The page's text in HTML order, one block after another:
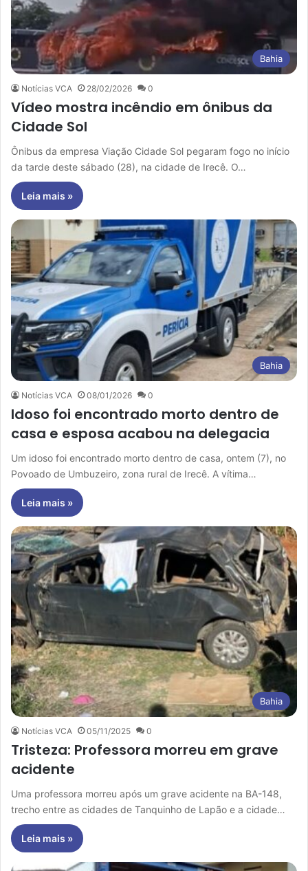
Bahia
Notícias VCA 28/02/2026 0
Vídeo mostra incêndio em ônibus da
Cidade Sol
Ônibus da empresa Viação Cidade Sol pegaram fogo no início
da tarde deste sábado (28), na cidade de Irecê. O…
Leia mais »
Bahia
Notícias VCA 08/01/2026 0
Idoso foi encontrado morto dentro de
casa e esposa acabou na delegacia
Um idoso foi encontrado morto dentro de casa, ontem (7), no
Povoado de Umbuzeiro, zona rural de Irecê. A vítima…
Leia mais »
Bahia
Notícias VCA 05/11/2025 0
Tristeza: Professora morreu em grave
acidente
Uma professora morreu após um grave acidente na BA-148,
trecho entre as cidades de Tanquinho de Lapão e a cidade…
Leia mais »